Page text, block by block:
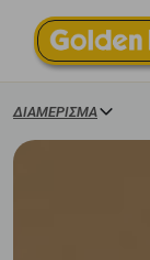
ΔΙΑΜΈΡΙΣΜΑ